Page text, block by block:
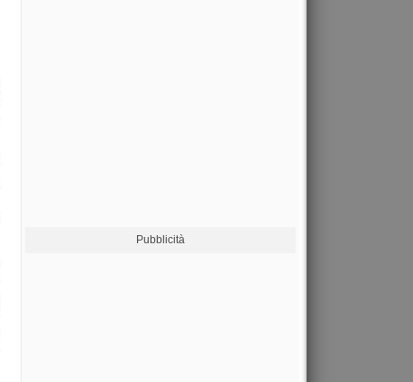
Pubblicità